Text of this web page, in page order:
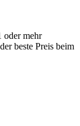
oder mehr
beste Preis beim